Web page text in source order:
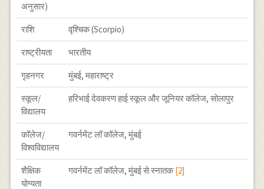
अनुसार)
राशि वृश्चिक (Scorpio)
राष्ट्रीयता भारतीय
गृहनगर मुंबई, महाराष्ट्र
स्कूल/
विद्यालय
हरिभाई देवकरण हाई स्कूल और जूनियर कॉलेज, सोलापुर
कॉलेज/
विश्वविद्यालय
गवर्नमेंट लॉ कॉलेज, मुंबई
शैक्षिक
योग्यता
गवर्नमेंट लॉ कॉलेज, मुंबई से स्नातक[2]